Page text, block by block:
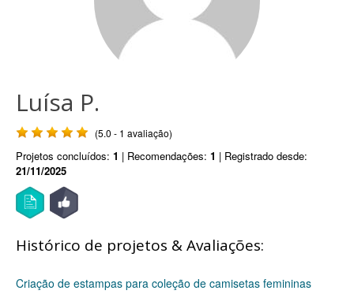
Luísa P.
(5.0 - 1 avaliação)
Projetos concluídos: 1 | Recomendações: 1 | Registrado desde:
21/11/2025
Histórico de projetos & Avaliações:
Criação de estampas para coleção de camisetas femininas